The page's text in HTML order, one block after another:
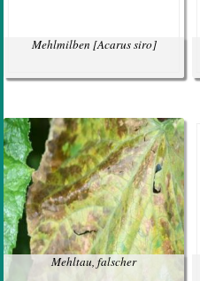
Mehlmilben [Acarus siro]
Mehltau, falscher